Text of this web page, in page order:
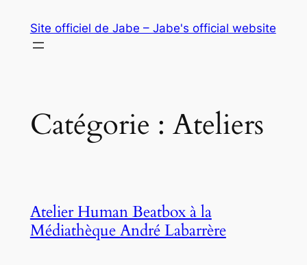
contenu
Site officiel de Jabe – Jabe's official website
Catégorie : Ateliers
Atelier Human Beatbox à la
Médiathèque André Labarrère